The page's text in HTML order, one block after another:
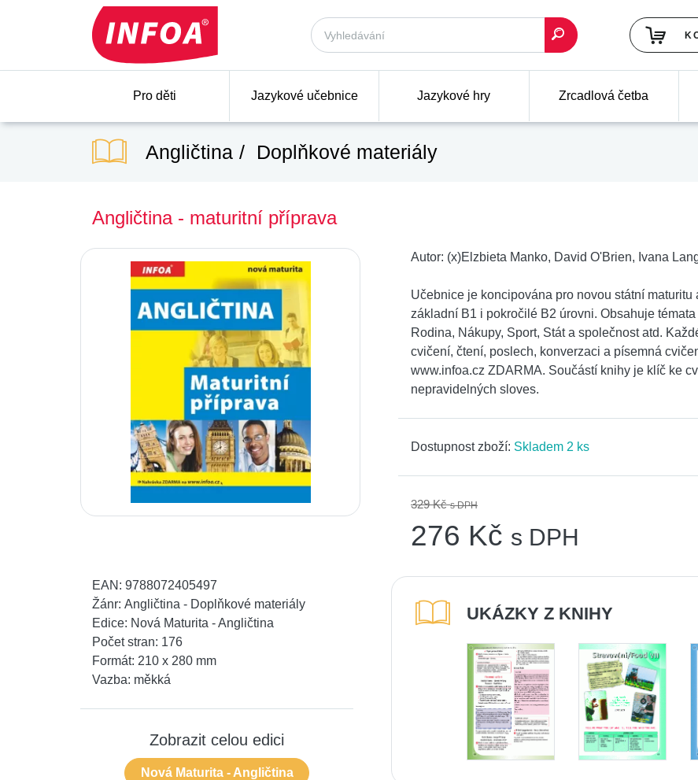
Pro děti Jazykové učebnice Jazykové hry Zrcadlová četba
Angličtina Doplňkové materiály
Angličtina - maturitní příprava
Autor: (x)Elzbieta Manko, David O'Brien, Ivana
Učebnice je koncipována pro novou státní
základní B1 i pokročilé B2 úrovni. Obsahuje
Rodina, Nákupy, Sport, Stát a společnost atd.
cvičení, čtení, poslech, konverzaci a písemná
www.infoa.cz ZDARMA. Součástí knihy je klíč ke
nepravidelných sloves.
Dostupnost zboží: Skladem 2 ks
329 Kčs DPH
276 Kč s DPH
EAN: 9788072405497
Žánr: Angličtina - Doplňkové materiály
Edice: Nová Maturita - Angličtina
Počet stran: 176
Formát: 210 x 280 mm
Vazba: měkká
Zobrazit celou edici
Nová Maturita - Angličtina
UKÁZKY Z KNIHY